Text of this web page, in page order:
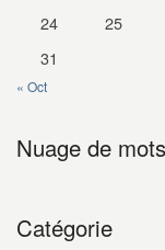
24
25
31
« Oct
Nuage de mots
Catégorie